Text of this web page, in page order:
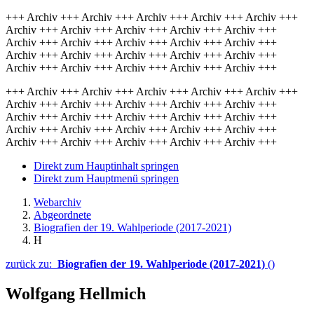
+++ Archiv +++ Archiv +++ Archiv +++ Archiv +++ Archiv +++
Archiv +++ Archiv +++ Archiv +++ Archiv +++ Archiv +++
Archiv +++ Archiv +++ Archiv +++ Archiv +++ Archiv +++
Archiv +++ Archiv +++ Archiv +++ Archiv +++ Archiv +++
Archiv +++ Archiv +++ Archiv +++ Archiv +++ Archiv +++
+++ Archiv +++ Archiv +++ Archiv +++ Archiv +++ Archiv +++
Archiv +++ Archiv +++ Archiv +++ Archiv +++ Archiv +++
Archiv +++ Archiv +++ Archiv +++ Archiv +++ Archiv +++
Archiv +++ Archiv +++ Archiv +++ Archiv +++ Archiv +++
Archiv +++ Archiv +++ Archiv +++ Archiv +++ Archiv +++
Direkt zum Hauptinhalt springen
Direkt zum Hauptmenü springen
Webarchiv
Abgeordnete
Biografien der 19. Wahlperiode (2017-2021)
H
zurück zu: Biografien der 19. Wahlperiode (2017-2021) ()
Wolfgang Hellmich